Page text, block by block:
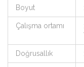
Boyut
Çalışma ortamı
Doğrusallık